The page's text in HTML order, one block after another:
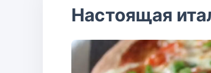
Настоящая